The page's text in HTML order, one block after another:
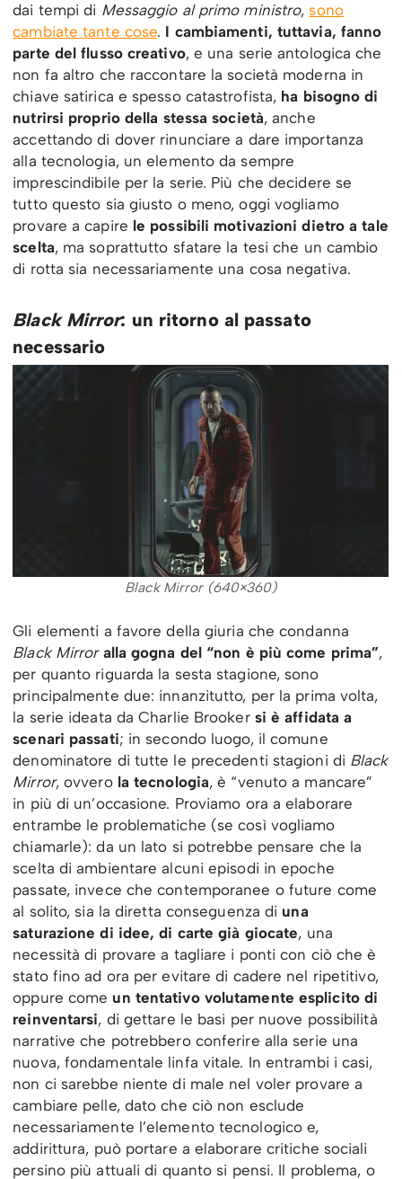
dai tempi di Messaggio al primo ministro, sono
cambiate tante cose. I cambiamenti, tuttavia, fanno
parte del flusso creativo, e una serie antologica che
non fa altro che raccontare la società moderna in
chiave satirica e spesso catastrofista, ha bisogno di
nutrirsi proprio della stessa società, anche
accettando di dover rinunciare a dare importanza
alla tecnologia, un elemento da sempre
imprescindibile per la serie. Più che decidere se
tutto questo sia giusto o meno, oggi vogliamo
provare a capire le possibili motivazioni dietro a tale
scelta, ma soprattutto sfatare la tesi che un cambio
di rotta sia necessariamente una cosa negativa.
Black Mirror: un ritorno al passato
necessario
Black Mirror (640×360)
Gli elementi a favore della giuria che condanna
Black Mirror alla gogna del “non è più come prima”,
per quanto riguarda la sesta stagione, sono
principalmente due: innanzitutto, per la prima volta,
la serie ideata da Charlie Brooker si è affidata a
scenari passati; in secondo luogo, il comune
denominatore di tutte le precedenti stagioni di Black
Mirror, ovvero la tecnologia, è “venuto a mancare”
in più di un’occasione. Proviamo ora a elaborare
entrambe le problematiche (se così vogliamo
chiamarle): da un lato si potrebbe pensare che la
scelta di ambientare alcuni episodi in epoche
passate, invece che contemporanee o future come
al solito, sia la diretta conseguenza di una
saturazione di idee, di carte già giocate, una
necessità di provare a tagliare i ponti con ciò che è
stato fino ad ora per evitare di cadere nel ripetitivo,
oppure come un tentativo volutamente esplicito di
reinventarsi, di gettare le basi per nuove possibilità
narrative che potrebbero conferire alla serie una
nuova, fondamentale linfa vitale. In entrambi i casi,
non ci sarebbe niente di male nel voler provare a
cambiare pelle, dato che ciò non esclude
necessariamente l’elemento tecnologico e,
addirittura, può portare a elaborare critiche sociali
persino più attuali di quanto si pensi. Il problema, o